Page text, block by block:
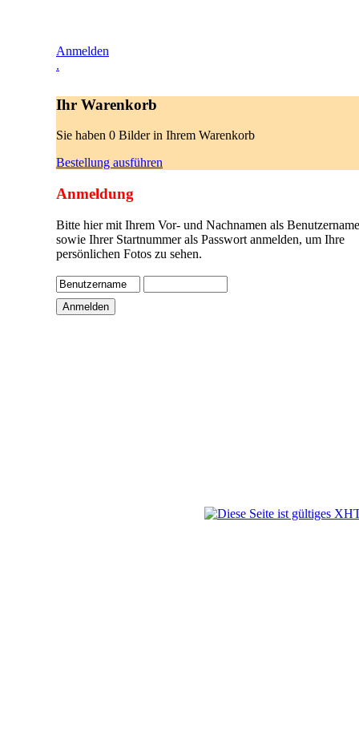
Anmelden
.
Ihr Warenkorb
Sie haben 0 Bilder in Ihrem Warenkorb
Bestellung ausführen
Anmeldung
Bitte hier mit Ihrem Vor- und Nachnamen als
sowie Ihrer Startnummer als Passwort anmelden, um Ihre
persönlichen Fotos zu sehen.